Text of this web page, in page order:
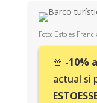
Foto: Esto es
🚨 -10%
actual si